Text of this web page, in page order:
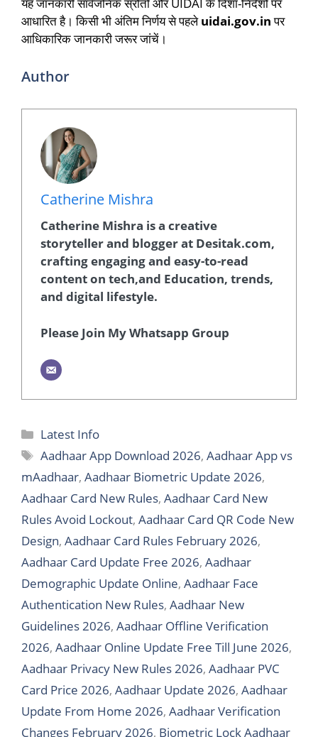
यह जानकारी सार्वजनिक स्रोतों और UIDAI के दिशा-निर्देशों पर
आधारित है। किसी भी अंतिम निर्णय से पहलेuidai.gov.inपर
आधिकारिक जानकारी जरूर जांचें।
Author
Catherine Mishra
Catherine Mishra is a creative
storyteller and blogger at Desitak.com,
crafting engaging and easy-to-read
content on tech,and Education, trends,
and digital lifestyle.
Please Join My Whatsapp Group
Categories
Latest Info
Tags
Aadhaar App Download 2026,Aadhaar App vs
mAadhaar, Aadhaar Biometric Update 2026,
Aadhaar Card New Rules, Aadhaar Card New
Rules Avoid Lockout, Aadhaar Card QR Code New
Design, Aadhaar Card Rules February 2026,
Aadhaar Card Update Free 2026, Aadhaar
Demographic Update Online, Aadhaar Face
Authentication New Rules, Aadhaar New
Guidelines 2026, Aadhaar Offline Verification
2026, Aadhaar Online Update Free Till June 2026,
Aadhaar Privacy New Rules 2026, Aadhaar PVC
Card Price 2026, Aadhaar Update 2026, Aadhaar
Update From Home 2026, Aadhaar Verification
Changes February 2026, Biometric Lock Aadhaar